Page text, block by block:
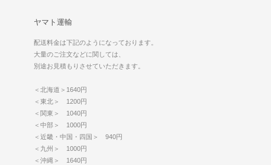
ヤマト運輸
配送料金は下記のようになっております。
大量のご注文などに関しては、
別途お見積もりさせていただきます。
＜北海道＞1640円
＜東北＞ 1200円
＜関東＞ 1040円
＜中部＞ 1000円
＜近畿・中国・四国＞ 940円
＜九州＞ 1000円
＜沖縄＞ 1640円